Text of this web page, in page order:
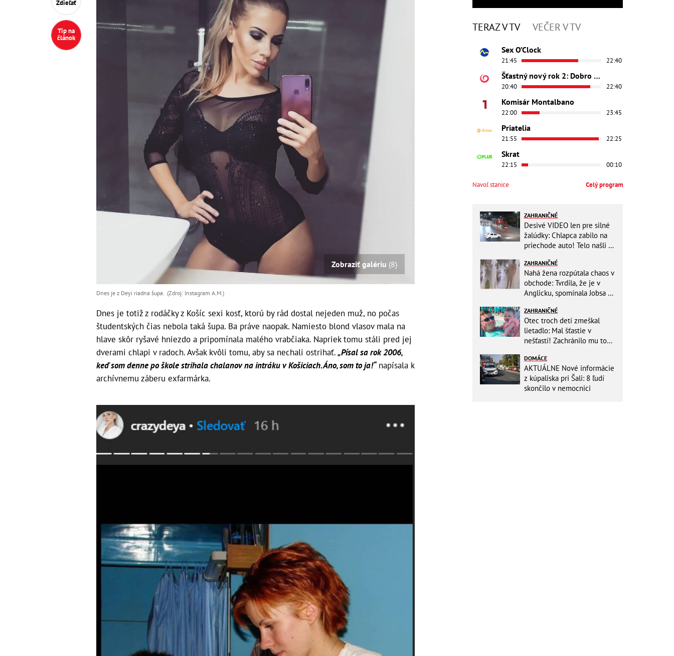
Zdieľať
Tip na
článok
Zobraziť galériu (8)
Dnes je z Deyi riadna šupa. (Zdroj: Instagram A.M.)
Dnes je totiž z rodáčky z Košíc sexi kosť, ktorú by rád dostal nejeden muž, no počas
študentských čias nebola taká šupa. Ba práve naopak. Namiesto blond vlasov mala na
hlave skôr ryšavé hniezdo a pripomínala malého vrabčiaka. Napriek tomu stáli pred jej
dverami chlapi v radoch. Avšak kvôli tomu, aby sa nechali ostrihať.„Písal sa rok 2006,
keď som denne po škole strihala chalanov na intráku v Košiciach. Áno, som to ja!“napísala k
archívnemu záberu exfarmárka.
TERAZ V TV VEČER V TV
Sex O’Clock
21:45 22:40
Šťastný nový rok 2: Dobro došli
20:40 22:40
Komisár Montalbano
22:00 23:45
Priatelia
21:55 22:25
Skrat
22:15 00:10
Navoľ stanice Celý program
ZAHRANIČNÉ
Desivé VIDEO len pre silné
žalúdky: Chlapca zabilo na
priechode auto! Telo našli o
ZAHRANIČNÉ
Nahá žena rozpútala chaos v
obchode: Tvrdila, že je v
Anglicku, spomínala Jobsa aj
ZAHRANIČNÉ
Otec troch detí zmeškal
lietadlo: Mal šťastie v
nešťastí! Zachránilo mu to
DOMÁCE
AKTUÁLNE Nové informácie
z kúpaliska pri Šali: 8 ľudí
skončilo v nemocnici